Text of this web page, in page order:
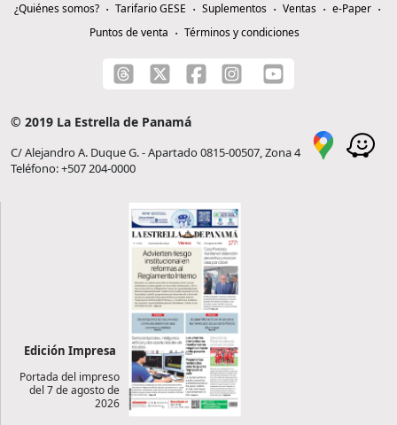
¿Quiénes somos? Tarifario GESE Suplementos Ventas
e-Paper
Puntos de venta
Términos y condiciones
© 2019 La Estrella de Panamá
C/ Alejandro A. Duque G. - Apartado 0815-00507, Zona 4
Teléfono: +507 204-0000
Edición Impresa
Portada del impreso
del 7 de agosto de
2026